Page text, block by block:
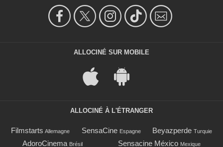
ALLOCINÉ SUR MOBILE
ALLOCINÉ À L'ÉTRANGER
Filmstarts Allemagne SensaCine Espagne Beyazperde Turquie
AdoroCinema Brésil Sensacine México Mexique